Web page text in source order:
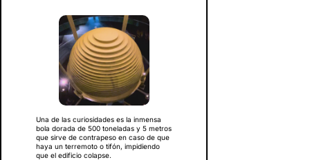
Una de las curiosidades es la inmensa
bola dorada de 500 toneladas y 5 metros
que sirve de contrapeso en caso de que
haya un terremoto o tifón, impidiendo
que el edificio colapse.